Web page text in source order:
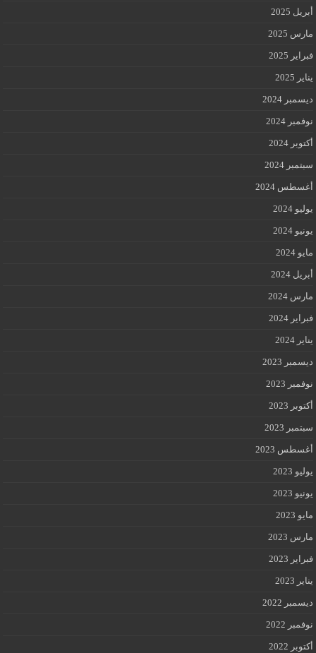
أبريل 2025
مارس 2025
فبراير 2025
يناير 2025
ديسمبر 2024
نوفمبر 2024
أكتوبر 2024
سبتمبر 2024
أغسطس 2024
يوليو 2024
يونيو 2024
مايو 2024
أبريل 2024
مارس 2024
فبراير 2024
يناير 2024
ديسمبر 2023
نوفمبر 2023
أكتوبر 2023
سبتمبر 2023
أغسطس 2023
يوليو 2023
يونيو 2023
مايو 2023
مارس 2023
فبراير 2023
يناير 2023
ديسمبر 2022
نوفمبر 2022
أكتوبر 2022